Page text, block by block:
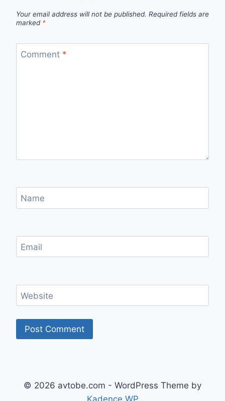
Your email address will not be published. Required fields are
marked *
Comment *
Name
Email
Website
© 2026 avtobe.com - WordPress Theme by